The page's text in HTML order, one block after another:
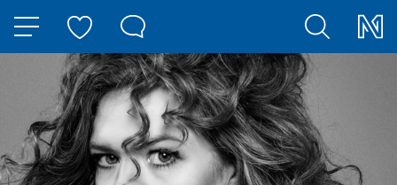
HOPPA TILL NAVIGERINGEN
HOPPA TILL INNEHÅLLET